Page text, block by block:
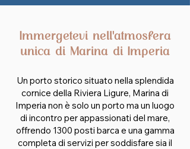
Immergetevi nell'atmosfera
unica di Marina di Imperia
Un porto storico situato nella splendida
cornice della Riviera Ligure, Marina di
Imperia non è solo un porto ma un luogo
di incontro per appassionati del mare,
offrendo 1300 posti barca e una gamma
completa di servizi per soddisfare sia il